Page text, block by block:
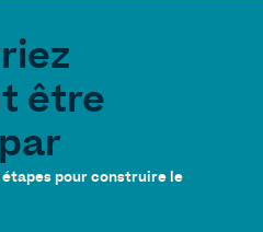
être
étapes pour construire le